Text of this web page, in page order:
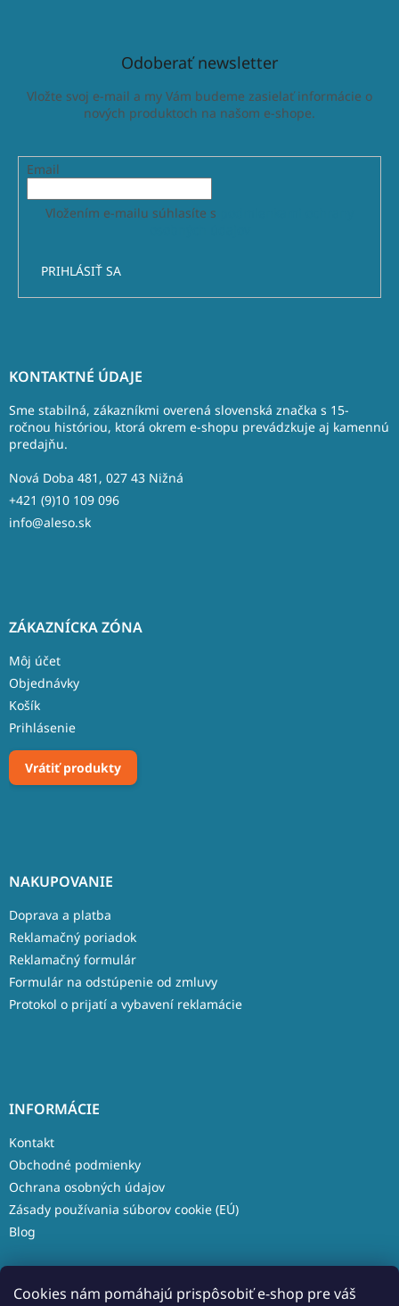
Cookies nám pomáhajú prispôsobiť e-shop pre váš
Odoberať newsletter
Vložte svoj e-mail a my Vám budeme zasielať informácie o
nových produktoch na našom e-shope.
Email
Vložením e-mailu súhlasíte s
PRIHLÁSIŤ SA
KONTAKTNÉ ÚDAJE
Sme stabilná, zákazníkmi overená slovenská značka s 15-
ročnou históriou, ktorá okrem e-shopu prevádzkuje aj kamennú
predajňu.
Nová Doba 481, 027 43 Nižná
+421 (9)10 109 096
info@aleso.sk
ZÁKAZNÍCKA ZÓNA
Môj účet
Objednávky
Košík
Prihlásenie
Vrátiť produkty
NAKUPOVANIE
Doprava a platba
Reklamačný poriadok
Reklamačný formulár
Formulár na odstúpenie od zmluvy
Protokol o prijatí a vybavení reklamácie
INFORMÁCIE
Kontakt
Obchodné podmienky
Ochrana osobných údajov
Zásady používania súborov cookie (EÚ)
Blog